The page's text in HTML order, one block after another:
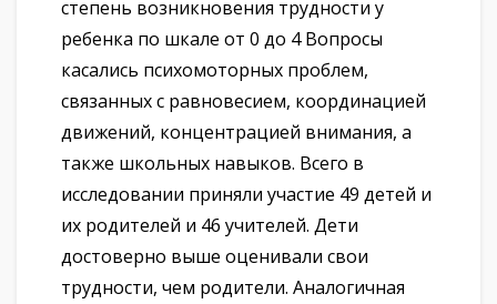
степень возникновения трудности у
ребенка по шкале от 0 до 4 Вопросы
касались психомоторных проблем,
связанных с равновесием, координацией
движений, концентрацией внимания, а
также школьных навыков. Всего в
исследовании приняли участие 49 детей и
их родителей и 46 учителей. Дети
достоверно выше оценивали свои
трудности, чем родители. Аналогичная